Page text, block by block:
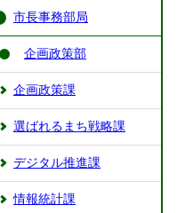
市長事務部局
企画政策部
企画政策課
選ばれるまち戦略課
デジタル推進課
情報統計課